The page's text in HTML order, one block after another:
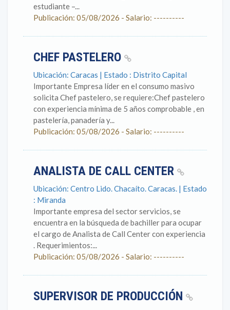
estudiante –...
Publicación: 05/08/2026 - Salario: ----------
CHEF PASTELERO
Ubicación: Caracas | Estado : Distrito Capital
Importante Empresa líder en el consumo masivo
solicita Chef pastelero, se requiere:Chef pastelero
con experiencia mínima de 5 años comprobable , en
pastelería, panadería y...
Publicación: 05/08/2026 - Salario: ----------
ANALISTA DE CALL CENTER
Ubicación: Centro Lido. Chacaíto. Caracas. | Estado
: Miranda
Importante empresa del sector servicios, se
encuentra en la búsqueda de bachiller para ocupar
el cargo de Analista de Call Center con experiencia
. Requerimientos:...
Publicación: 05/08/2026 - Salario: ----------
SUPERVISOR DE PRODUCCIÓN